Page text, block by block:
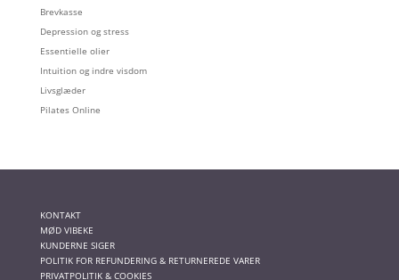
Brevkasse
Depression og stress
Essentielle olier
Intuition og indre visdom
Livsglæder
Pilates Online
KONTAKT
MØD VIBEKE
KUNDERNE SIGER
POLITIK FOR REFUNDERING & RETURNEREDE VARER
PRIVATPOLITIK & COOKIES